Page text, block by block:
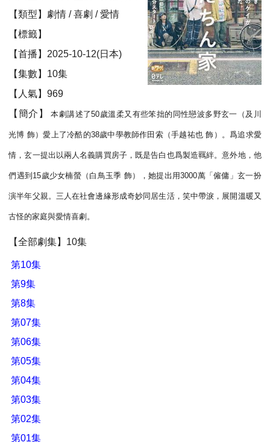
【類型】劇情 / 喜劇 / 愛情
【標籤】
【首播】2025-10-12(日本)
【集數】10集
【人氣】969
【簡介】本劇講述了50歲溫柔又有些笨拙的同性戀波多野玄一（及川
光博 飾）愛上了冷酷的38歲中學教師作田索（手越祐也 飾）。爲追求愛
情，玄一提出以兩人名義購買房子，既是告白也爲製造羈絆。意外地，他
們遇到15歲少女楠螢（白鳥玉季 飾），她提出用3000萬「僱傭」玄一扮
演半年父親。三人在社會邊緣形成奇妙同居生活，笑中帶淚，展開溫暖又
古怪的家庭與愛情喜劇。
【全部劇集】10集
第10集
第9集
第8集
第07集
第06集
第05集
第04集
第03集
第02集
第01集